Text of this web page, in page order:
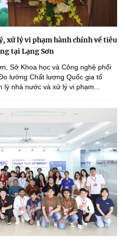
xử lý vi phạm hành chính về tiêu
tại Lạng Sơn
Sở Khoa học và Công nghệ phối
lường Chất lượng Quốc gia tổ
lý nhà nước và xử lý vi phạm...